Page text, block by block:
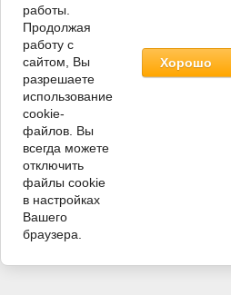
работы.
Продолжая
работу с
сайтом, Вы
разрешаете
использование
cookie-
файлов. Вы
всегда можете
отключить
файлы cookie
в настройках
Вашего
браузера.
Хорошо